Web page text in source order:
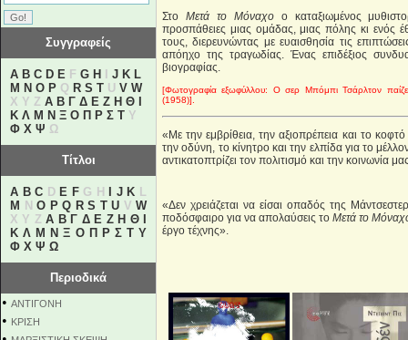
Συγγραφείς
A B C D E F G H J K L
M N O P Q R S T U V W
X Y Z Α Β Γ Δ Ε Ζ Η Θ
Κ Λ Μ Ν Ξ Ο Π Ρ Σ Τ Υ
Φ Χ Ψ Ω
Τίτλοι
A B C D E FG H J K L
M
N O P Q R S T U V W
X Y ZΑ Β Γ Δ Ε Ζ Η Θ
Κ Λ Μ Ν Ξ Ο Π Ρ Σ Τ Υ
Φ Χ Ψ Ω
Περιοδικά
• ΑΝΤΙΓΟΝΗ
• ΚΡΙΣΗ
Στο Μετά το Μόναχοο καταξιωμένος
προσπάθειες μιας ομάδας, μιας πόλης κι ενός
τους, διερευνώντας με ευαισθησία τις
απόηχο της τραγωδίας. Ένας επιδέξιος
βιογραφίας.
[Φωτογραφία εξωφύλλου: Ο σερ Μπόμπι Τσάρλτον
(1958)].
«Με την εμβρίθεια, την αξιοπρέπεια και το
την οδύνη, το κίνητρο και την ελπίδα για το
αντικατοπτρίζει τον πολιτισμό και την κοινωνία
«Δεν χρειάζεται να είσαι οπαδός της
ποδόσφαιρο για να απολαύσεις τοΜετά το
έργο τέχνης».